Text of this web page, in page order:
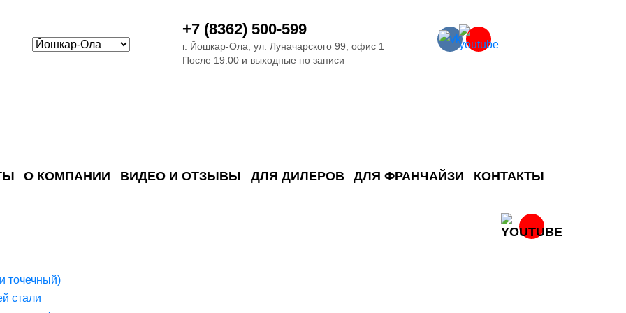
+7 (8362) 500-599
г. Йошкар-Ола, ул. Луначарского 99, офис 1
После 19.00 и выходные по записи
О КОМПАНИИ ВИДЕО И ОТЗЫВЫ ДЛЯ ДИЛЕРОВ ДЛЯ ФРАНЧАЙЗИ КОНТАКТЫ
точечный)
стали